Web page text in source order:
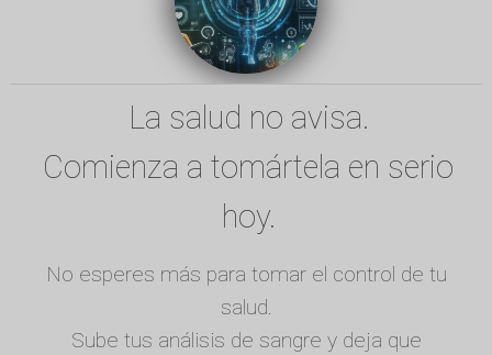
La salud no avisa.
Comienza a tomártela en serio
hoy.
No esperes más para tomar el control de tu
salud.
Sube tus análisis de sangre y deja que